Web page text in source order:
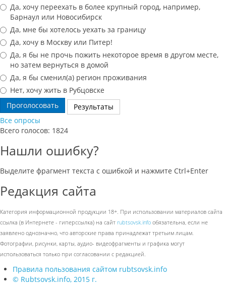
Да, хочу переехать в более крупный город, например,
Барнаул или Новосибирск
Да, мне бы хотелось уехать за границу
Да, хочу в Москву или Питер!
Да, я бы не прочь пожить некоторое время в другом месте,
но затем вернуться в домой
Да, я бы сменил(а) регион проживания
Нет, хочу жить в Рубцовске
Проголосовать
Результаты
Все опросы
Всего голосов: 1824
Нашли ошибку?
Выделите фрагмент текста с ошибкой и нажмите Ctrl+Enter
Редакция сайта
Категория информационной продукции 18+. При использовании материалов сайта
ссылка (в Интернете - гиперссылка) на сайт rubtsovsk.info обязательна, если не
заявлено однозначно, что авторские права принадлежат третьим лицам.
Фотографии, рисунки, карты, аудио- видеофрагменты и графика могут
использоваться только при согласовании с редакцией.
Правила пользования сайтом rubtsovsk.info
© Rubtsovsk.info, 2015 г.